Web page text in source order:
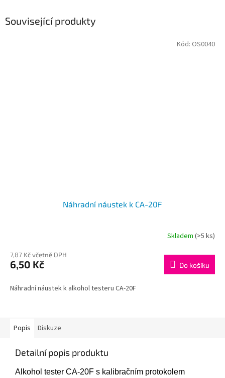
Související produkty
Náhradní náustek k CA-20F
Skladem (>5 ks)
7,87 Kč včetně DPH
6,50 Kč Do košíku
Náhradní náustek k alkohol testeru CA-20F
Kód: OS0040
Popis Diskuze
Detailní popis produktu
Alkohol tester CA-20F s kalibračním protokolem